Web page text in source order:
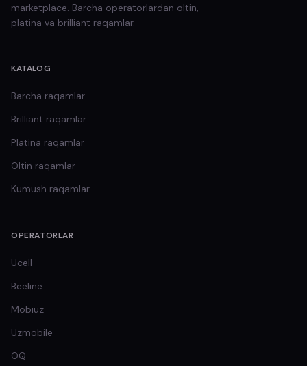
marketplace. Barcha operatorlardan oltin,
platina va brilliant raqamlar.
KATALOG
Barcha raqamlar
Brilliant raqamlar
Platina raqamlar
Oltin raqamlar
Kumush raqamlar
OPERATORLAR
Ucell
Beeline
Mobiuz
Uzmobile
OQ